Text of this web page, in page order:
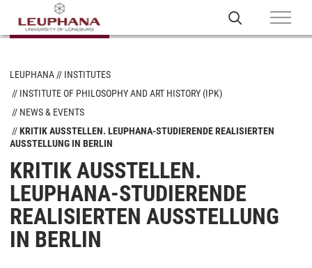
LEUPHANA
INSTITUTES
INSTITUTE OF PHILOSOPHY AND ART HISTORY (IPK)
NEWS & EVENTS
KRITIK AUSSTELLEN. LEUPHANA-STUDIERENDE REALISIERTEN
AUSSTELLUNG IN BERLIN
KRITIK AUSSTELLEN.
LEUPHANA-STUDIERENDE
REALISIERTEN AUSSTELLUNG
IN BERLIN